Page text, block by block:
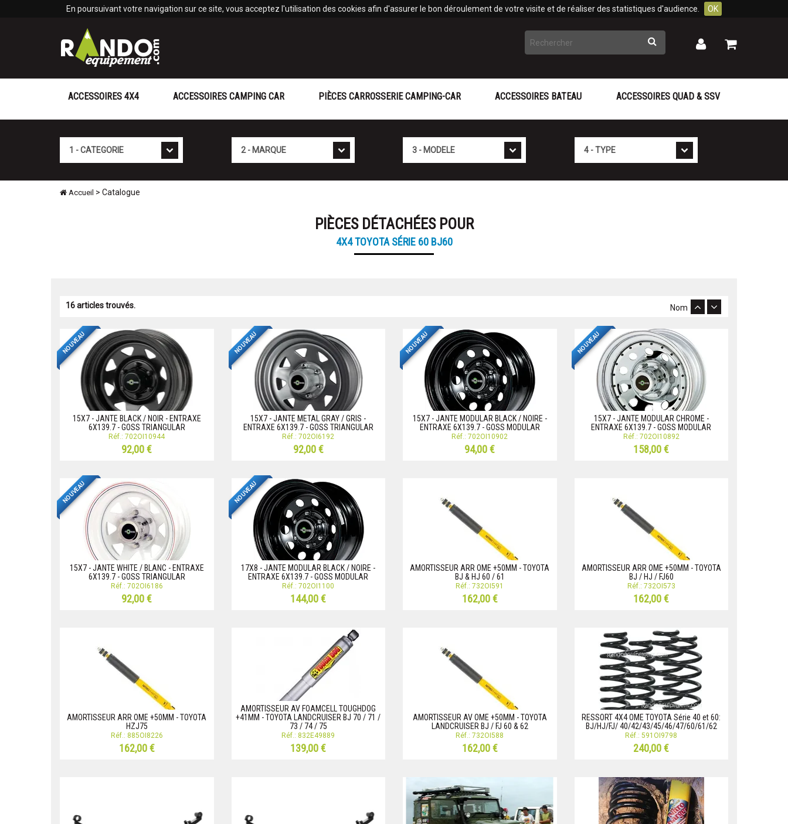
En poursuivant votre navigation sur ce site, vous acceptez l'utilisation des cookies afin d'assurer le bon déroulement de votre visite et de réaliser des statistiques d'audience. OK
Rechercher Mon
Mon
ACCESSOIRES 4X4 ACCESSOIRES CAMPING CAR PIÈCES CARROSSERIE CAMPING-CAR ACCESSOIRES BATEAU ACCESSOIRES QUAD & SSV
Accueil > Catalogue
PIÈCES DÉTACHÉES POUR
4X4 TOYOTA SÉRIE 60 BJ60
16 articles trouvés. Nom
NOUVEAU
15X7 - JANTE BLACK / NOIR - ENTRAXE
6X139.7 - GOSS TRIANGULAR
Réf.: 702OI10944
92,00 €
NOUVEAU
15X7 - JANTE METAL GRAY / GRIS -
ENTRAXE 6X139.7 - GOSS TRIANGULAR
Réf.: 702OI6192
92,00 €
NOUVEAU
15X7 - JANTE MODULAR BLACK / NOIRE -
ENTRAXE 6X139.7 - GOSS MODULAR
Réf.: 702OI10902
94,00 €
NOUVEAU
15X7 - JANTE MODULAR CHROME -
ENTRAXE 6X139.7 - GOSS MODULAR
Réf.: 702OI10892
158,00 €
NOUVEAU
15X7 - JANTE WHITE / BLANC - ENTRAXE
6X139.7 - GOSS TRIANGULAR
Réf.: 702OI6186
92,00 €
NOUVEAU
17X8 - JANTE MODULAR BLACK / NOIRE -
ENTRAXE 6X139.7 - GOSS MODULAR
Réf.: 702OI1100
144,00 €
AMORTISSEUR ARR OME +50MM - TOYOTA
BJ & HJ 60 / 61
Réf.: 732OI591
162,00 €
AMORTISSEUR ARR OME +50MM - TOYOTA
BJ / HJ / FJ60
Réf.: 732OI573
162,00 €
AMORTISSEUR ARR OME +50MM - TOYOTA
HZJ75
Réf.: 885OI8226
162,00 €
AMORTISSEUR AV FOAMCELL TOUGHDOG
+41MM - TOYOTA LANDCRUISER BJ 70 / 71 /
73 / 74 / 75
Réf.: 832E49889
139,00 €
AMORTISSEUR AV OME +50MM - TOYOTA
LANDCRUISER BJ / FJ 60 & 62
Réf.: 732OI588
162,00 €
RESSORT 4X4 OME TOYOTA Série 40 et 60:
BJ/HJ/FJ/ 40/42/43/45/46/47/60/61/62
Réf.: 591OI9798
240,00 €
Panneau de gestion des cookies